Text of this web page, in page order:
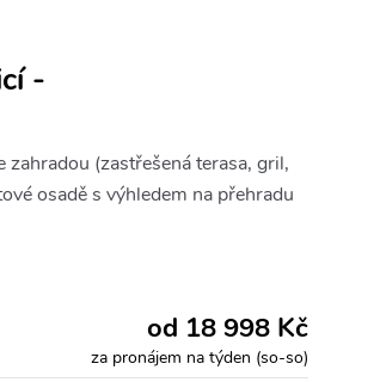
-
zahradou (zastřešená terasa, gril,
osadě s výhledem na přehradu
od 18 998 Kč
za pronájem na týden (so-so)